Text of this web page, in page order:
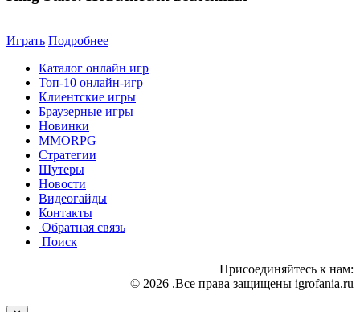
Играть Подробнее
Каталог онлайн игр
Топ-10 онлайн-игр
Клиентские игры
Браузерные игры
Новинки
MMORPG
Стратегии
Шутеры
Новости
Видеогайды
Контакты
Обратная связь
Поиск
Присоединяйтесь к нам:
© 2026 .Все права защищены igrofania.ru